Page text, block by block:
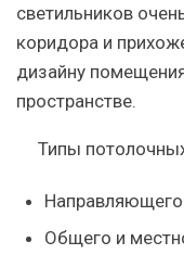
светильников
коридора и
дизайну
пространстве.
Типы
Направляющего
Общего и